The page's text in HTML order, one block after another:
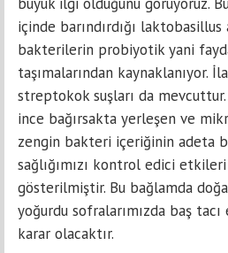
içinde barındırdığı laktobasillus
bakterilerin probiyotik yani
taşımalarından kaynaklanıyor.
streptokok suşları da
ince bağırsakta yerleşen ve
zengin bakteri içeriğinin adeta
sağlığımızı kontrol edici
gösterilmiştir. Bu bağlamda
yoğurdu sofralarımızda baş
karar olacaktır.